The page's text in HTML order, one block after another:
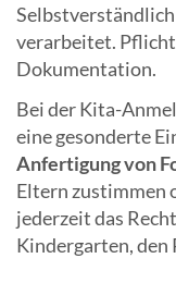
verarbeitet.
Dokumentation.
Bei der Kita-
eine gesonderte
Anfertigung von
Eltern zustimmen
jederzeit das
Kindergarten,